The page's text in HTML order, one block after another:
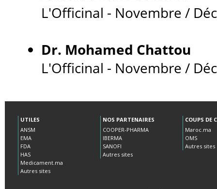
UTILES
ANSM
EMA
FDA
HAS
Medicament.ma
Autres sites
NOS PARTENAIRES
COOPER-PHARMA
IBERMA
SANOFI
Autres sites
COUPS DE
Maroc.ma
OMS
Autres sites